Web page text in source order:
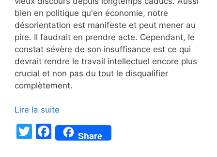
bien en politique qu'en économie, notre
désorientation est manifeste et peut mener au
pire. Il faudrait en prendre acte. Cependant, le
constat sévère de son insuffisance est ce qui
devrait rendre le travail intellectuel encore plus
crucial et non pas du tout le disqualifier
complètement.
Lire la suite
T
F
a
Share